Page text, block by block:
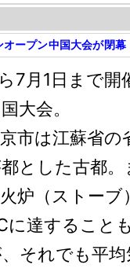
ープン中国大会が閉幕
7月1日まで開
大会。
市は江蘇省の
とした古都
火炉（ストー
達すること
それでも平